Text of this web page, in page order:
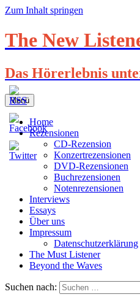
Zum Inhalt springen
The New
Das Hörerlebnis
Menü
Home
Rezensionen
CD-Rezension
Konzertrezensionen
DVD-Rezensionen
Buchrezensionen
Notenrezensionen
Interviews
Essays
Über uns
Impressum
Datenschutzerklärung
The Must Listener
Beyond the Waves
Suchen nach: